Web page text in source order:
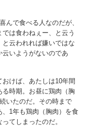
んで食べる人なのだが、
は食わねぇー、と云う
云われれば嫌いではな
いようがないのであ
けば、あたしは10年間
時期。お昼に鶏肉（胸
いたのだ。その時まで
1年も鶏肉（胸肉）を食
てしまったのだ。